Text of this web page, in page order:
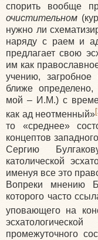
спорить вообще
очистительном
нужно ли
наряду с раем и
предлагает свою
им как
учению,
ближе определено,
мой – И.М.) с
как ад неотменный»
то «среднее»
концептов
Сергию
католической
именуя все это
Вопреки мнению
которого часто
уповающего на
промежуточного